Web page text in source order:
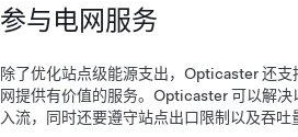
参与电网服务
除了优化站点级能源支出，Opticaster 还
网提供有价值的服务。Opticaster 可以解
入流，同时还要遵守站点出口限制以及吞吐